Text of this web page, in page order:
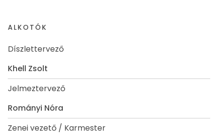
ALKOTÓK
Díszlettervező
Khell Zsolt
Jelmeztervező
Rományi Nóra
Zenei vezető / Karmester